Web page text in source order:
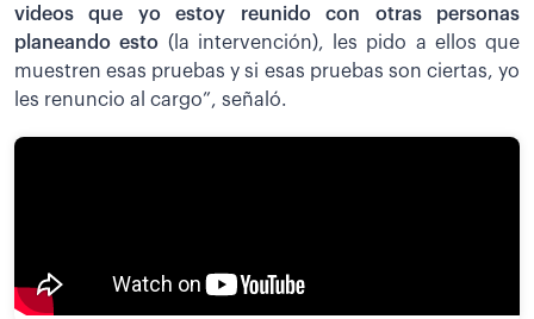
videos que yo estoy reunido con otras personas
planeando esto (la intervención), les pido a ellos que
muestren esas pruebas y si esas pruebas son ciertas, yo
les renuncio al cargo”, señaló.